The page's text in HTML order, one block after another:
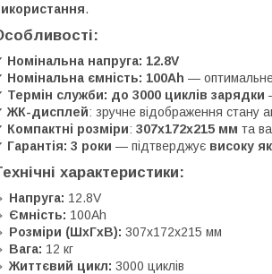
.
Номінальна напруга: 12.8V
Номінальна ємність: 100Ah —
Термін служби: до 3000 циклів зарядки
ЖК-дисплей: зручне відображення стану
Компактні розміри: 307x172x215 мм та
Гарантія: 3 роки — підтверджує високу
характеристики:
Напруга: 12.8V
Ємність: 100Ah
Розміри (ШхГхВ): 307x172x215 мм
Вага: 12 кг
Життєвий цикл: 3000 циклів